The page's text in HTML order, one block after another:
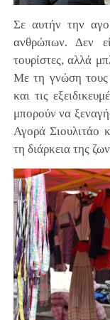
Σε αυτήν την
ανθρώπων. Δεν
τουρίστες, αλλά
Με τη γνώση τους
και τις
μπορούν να
Αγορά Σιουλιτάο
τη διάρκεια της